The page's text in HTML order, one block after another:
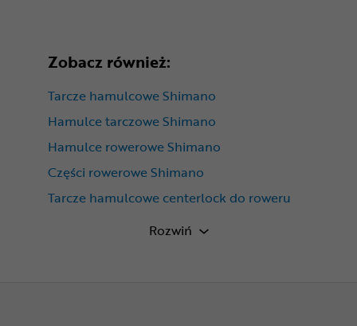
Zobacz również:
Tarcze hamulcowe Shimano
Hamulce tarczowe Shimano
Hamulce rowerowe Shimano
Części rowerowe Shimano
Tarcze hamulcowe centerlock do roweru
Tarcze hamulcowe do roweru 160mm
Rozwiń